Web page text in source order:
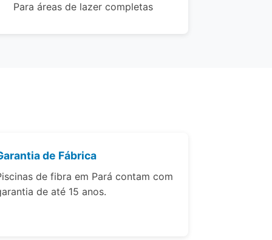
Para áreas de lazer completas
de Fábrica
de fibra em Pará contam com
de até 15 anos.